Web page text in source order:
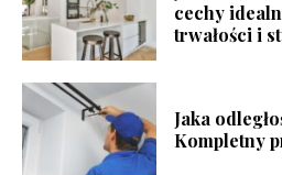
cechy
trwałości i
Jaka
Kompletny